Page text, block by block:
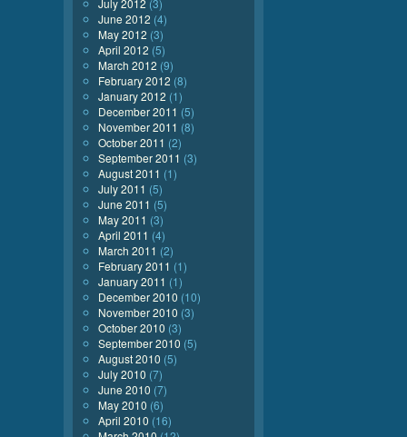
July 2012 (3)
June 2012 (4)
May 2012 (3)
April 2012 (5)
March 2012 (9)
February 2012 (8)
January 2012 (1)
December 2011 (5)
November 2011 (8)
October 2011 (2)
September 2011 (3)
August 2011 (1)
July 2011 (5)
June 2011 (5)
May 2011 (3)
April 2011 (4)
March 2011 (2)
February 2011 (1)
January 2011 (1)
December 2010 (10)
November 2010 (3)
October 2010 (3)
September 2010 (5)
August 2010 (5)
July 2010 (7)
June 2010 (7)
May 2010 (6)
April 2010 (16)